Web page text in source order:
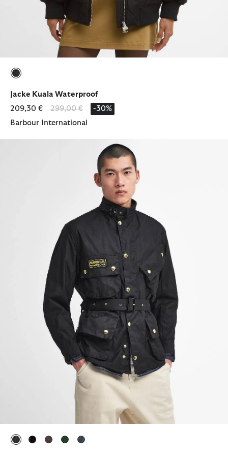
Jacke Kuala Waterproof
209,30 €
Reduziert von
299,00 €bis -30%
Barbour International
Wachsjacke International Original